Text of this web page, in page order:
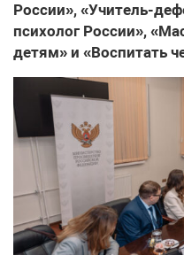
России», «Учитель-
психолог России»,
детям» и «Воспитать